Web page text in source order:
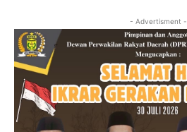
- Advertisment -